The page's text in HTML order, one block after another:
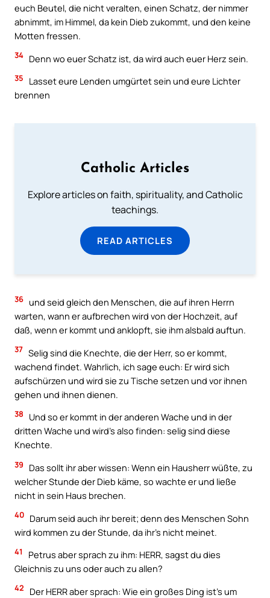
euch Beutel, die nicht veralten, einen Schatz, der nimmer
abnimmt, im Himmel, da kein Dieb zukommt, und den keine
Motten fressen.
34 Denn wo euer Schatz ist, da wird auch euer Herz sein.
35
Lasset eure Lenden umgürtet sein und eure Lichter
brennen
Catholic Articles
Explore articles on faith, spirituality, and Catholic
teachings.
READ ARTICLES
36 und seid gleich den Menschen, die auf ihren Herrn
warten, wann er aufbrechen wird von der Hochzeit, auf
daß, wenn er kommt und anklopft, sie ihm alsbald auftun.
37 Selig sind die Knechte, die der Herr, so er kommt,
wachend findet. Wahrlich, ich sage euch: Er wird sich
aufschürzen und wird sie zu Tische setzen und vor ihnen
gehen und ihnen dienen.
38
Und so er kommt in der anderen Wache und in der
dritten Wache und wird’s also finden: selig sind diese
Knechte.
39
Das sollt ihr aber wissen: Wenn ein Hausherr wüßte, zu
welcher Stunde der Dieb käme, so wachte er und ließe
nicht in sein Haus brechen.
40 Darum seid auch ihr bereit; denn des Menschen Sohn
wird kommen zu der Stunde, da ihr’s nicht meinet.
41
Petrus aber sprach zu ihm: HERR, sagst du dies
Gleichnis zu uns oder auch zu allen?
42
Der HERR aber sprach: Wie ein großes Ding ist’s um